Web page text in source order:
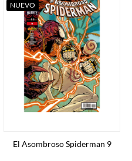
El Asombroso Spiderman 9
NUEVO